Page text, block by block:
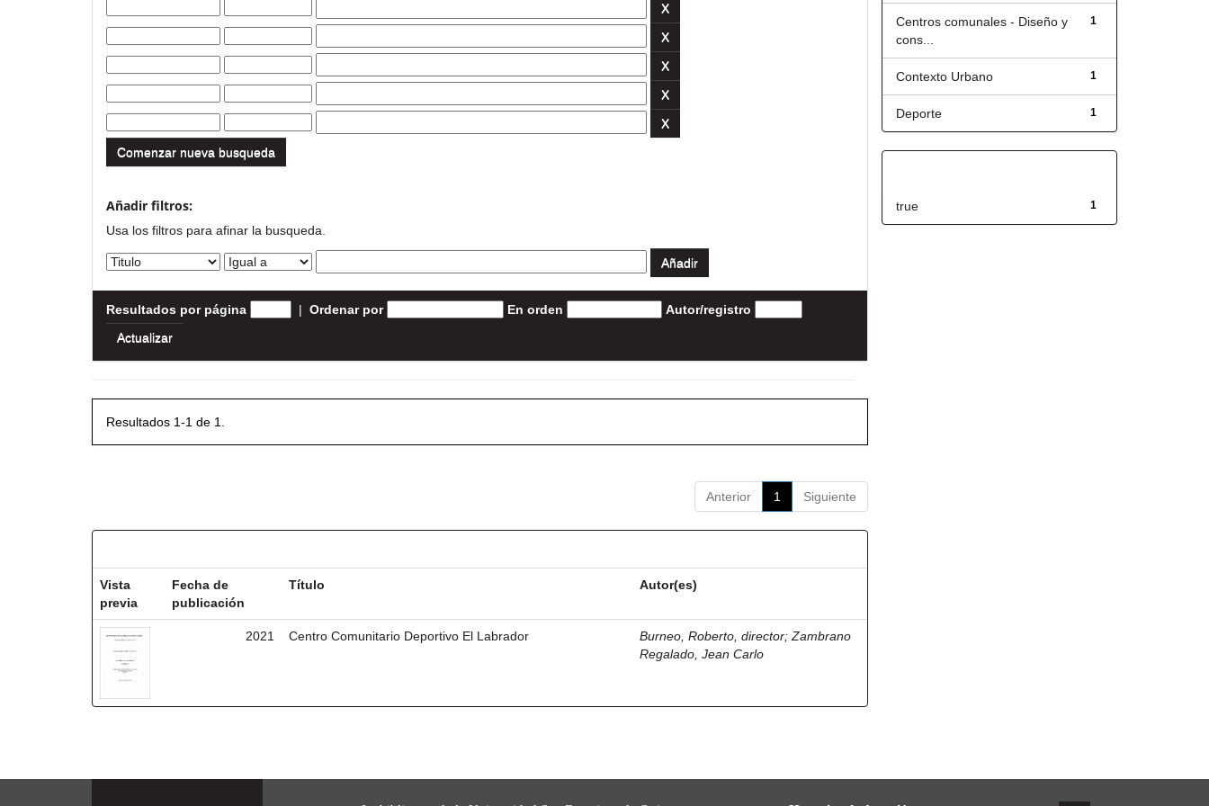
Comenzar nueva busqueda
Añadir filtros:
Usa los filtros para afinar la busqueda.
Resultados por página | Ordenar por En orden Autor/registro
Resultados 1-1 de 1.
Anterior 1 Siguiente
Vista
previa
Fecha de
publicación
Título Autor(es)
2021 Centro Comunitario Deportivo El Labrador Burneo, Roberto, director;Zambrano
Regalado, Jean Carlo
1
Centros comunales - Diseño y
cons...
1
Contexto Urbano
1
Deporte
1
true